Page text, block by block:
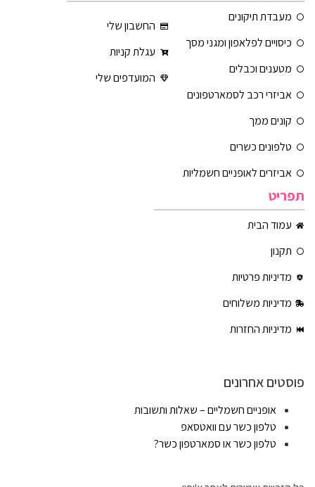
מעבדת תיקונים
כיסויים לפלאפון ומגני מסך
מטענים וכבלים
אביזרי רכב לסמארטפונים
קונים ממך
טלפונים כשרים
אביזרים לאופניים חשמליות
החשבון שלי
עגלת קניות
המועדפים שלי
תפריט
עמוד הבית
תקנון
מדיניות פרטיות
מדיניות משלוחים
מדיניות החזרות
פוסטים אחרונים
אופניים חשמליים – שאלות ותשובות
טלפון כשר עם וואטסאפ
טלפון כשר או סמארטפון כשר?